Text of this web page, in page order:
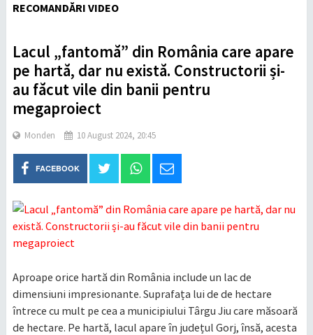
RECOMANDĂRI VIDEO
Lacul „fantomă” din România care apare
pe hartă, dar nu există. Constructorii și-
au făcut vile din banii pentru
megaproiect
Monden 10 August 2024, 20:45
FACEBOOK
Aproape orice hartă din România include un lac de
dimensiuni impresionante. Suprafața lui de de hectare
întrece cu mult pe cea a municipiului Târgu Jiu care măsoară
de hectare. Pe hartă, lacul apare în județul Gorj, însă, acesta